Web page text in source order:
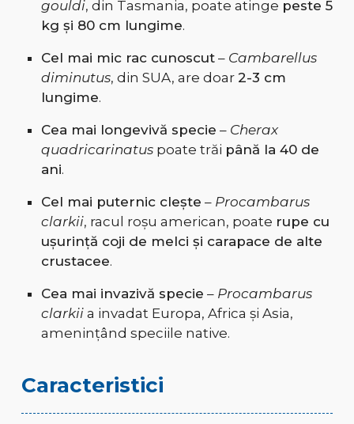
gouldi, din Tasmania, poate atinge peste 5
kg și 80 cm lungime.
Cel mai mic rac cunoscut– Cambarellus
diminutus, din SUA, are doar 2-3 cm
lungime.
Cea mai longevivă specie – Cherax
quadricarinatuspoate trăi până la 40 de
ani.
Cel mai puternic clește – Procambarus
clarkii, racul roșu american, poate rupe cu
ușurință coji de melci și carapace de alte
crustacee.
Cea mai invazivă specie – Procambarus
clarkiia invadat Europa, Africa și Asia,
amenințând speciile native.
Caracteristici